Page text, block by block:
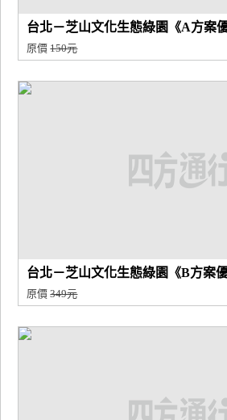
台北－芝山文化生態綠園《A方案
原價150元
台北－芝山文化生態綠園《B方案
原價349元